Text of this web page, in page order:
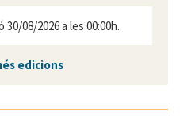
08/2026 a les 00:00h.
edicions